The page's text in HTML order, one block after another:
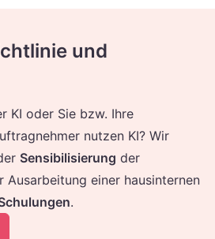
und
KI oder Sie bzw. Ihre
nutzen KI? Wir
Sensibilisierung der
Ausarbeitung einer hausinternen
.